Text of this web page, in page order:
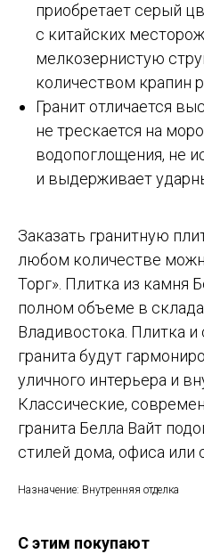
приобретает серый
с китайских
мелкозернистую
количеством крапин
Гранит отличается
не трескается на
водопоглощения, не
и выдерживает
Заказать гранитную
любом количестве
Торг». Плитка из камня
полном объеме в
Владивостока. Плитка и
гранита будут
уличного интерьера и
Классические,
гранита Белла Вайт
стилей дома, офиса или
Назначение: Внутренняя отделка
С этим покупают